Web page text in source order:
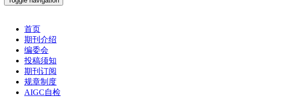
首页
期刊介绍
编委会
投稿须知
期刊订阅
规章制度
AIGC自检